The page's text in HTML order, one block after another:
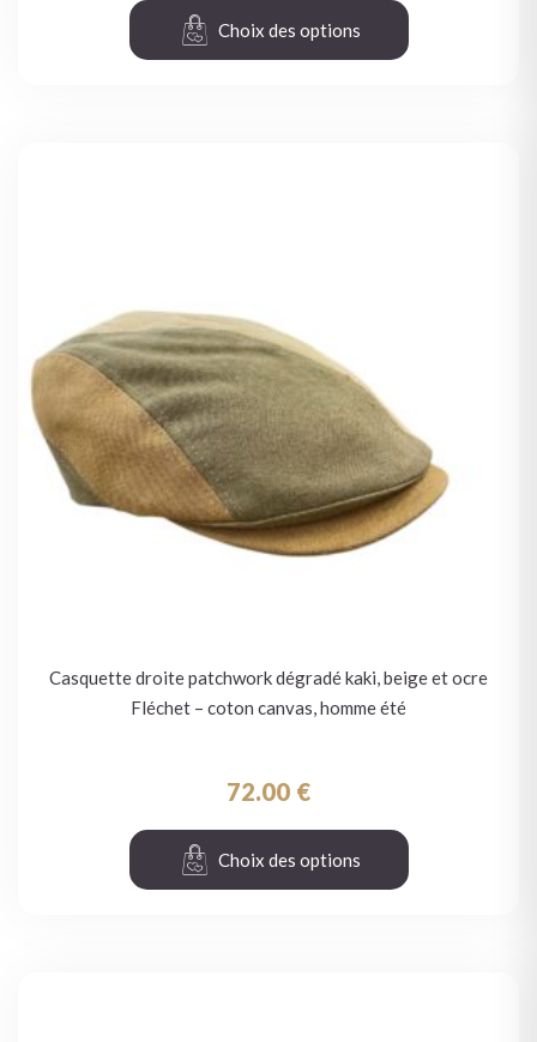
Choix des options
Casquette droite patchwork dégradé kaki, beige et ocre
Fléchet – coton canvas, homme été
72.00 €
Choix des options